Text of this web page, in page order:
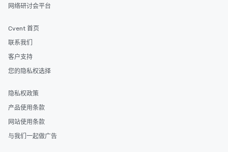
网络研讨会平台
Cvent 首页
联系我们
客户支持
您的隐私权选择
隐私权政策
产品使用条款
网站使用条款
与我们一起做广告